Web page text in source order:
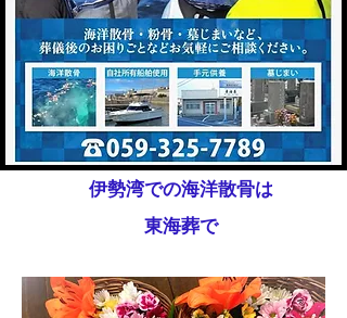
伊勢湾での海洋散骨は
東海葬で